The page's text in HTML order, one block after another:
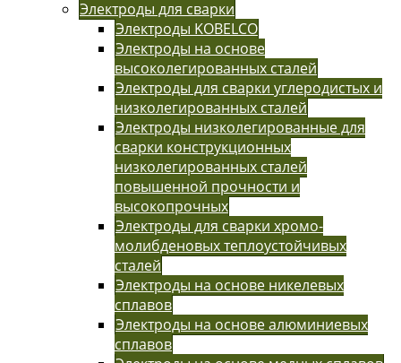
Электроды для сварки
Электроды KOBELCO
Электроды на основе
высоколегированных сталей
Электроды для сварки углеродистых и
низколегированных сталей
Электроды низколегированные для
сварки конструкционных
низколегированных сталей
повышенной прочности и
высокопрочных
Электроды для сварки хромо-
молибденовых теплоустойчивых
сталей
Электроды на основе никелевых
сплавов
Электроды на основе алюминиевых
сплавов